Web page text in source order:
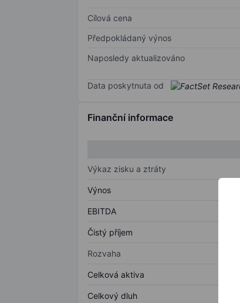
Cílová cena
Předpokládaný výnos
Naposledy aktualizováno
Data poskytnuta od
Finanční informace
Výkaz zisku a ztráty
Výnos
EBITDA
Čistý příjem
Rozvaha
Celková aktiva
Celkový dluh